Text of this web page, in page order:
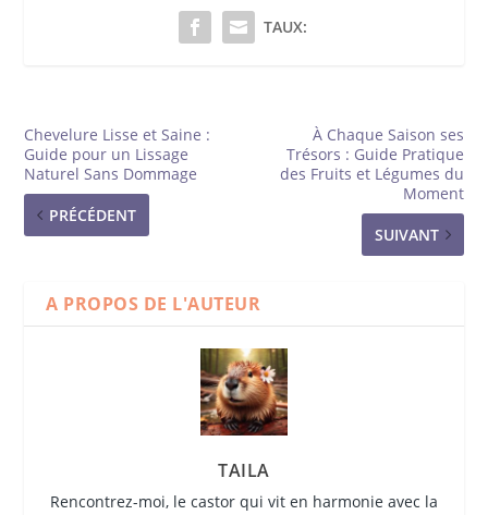
TAUX:
Chevelure Lisse et Saine :
Guide pour un Lissage
Naturel Sans Dommage
PRÉCÉDENT
À Chaque Saison ses
Trésors : Guide Pratique
des Fruits et Légumes du
Moment
SUIVANT
A PROPOS DE L'AUTEUR
TAILA
Rencontrez-moi, le castor qui vit en harmonie avec la